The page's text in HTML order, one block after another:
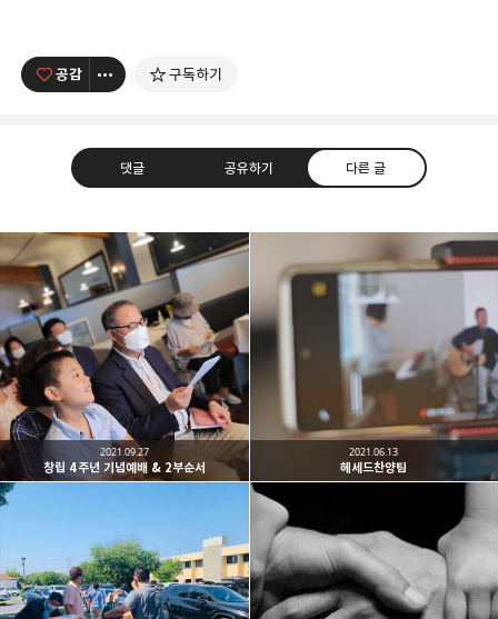
공감 구독하기
댓글 공유하기 다른 글
남가주온유한교회
세상을 향해 파송받은 선교적 공동체
구독하기
카카오톡 라인
창립 4주년 기념예배 & 2부순서
2021.09.27
헤세드찬양팀
2021.06.13